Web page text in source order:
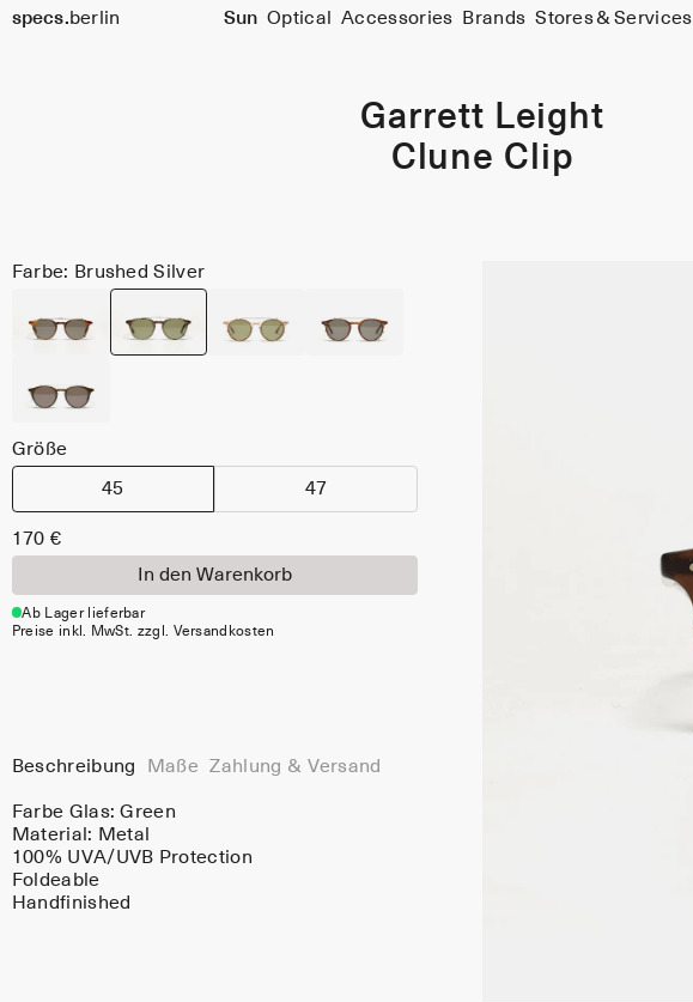
specs. berlin Sun Optical Accessories Brands Stores & Services
Garrett Leight
Clune Clip
Farbe: Brushed Silver
Größe
45 47
170 €
In den Warenkorb
Ab Lager lieferbar
Preise inkl. MwSt. zzgl. Versandkosten
Beschreibung Maße Zahlung & Versand
Farbe Glas:Green
Material: Metal
100% UVA/UVB Protection
Foldeable
Handfinished